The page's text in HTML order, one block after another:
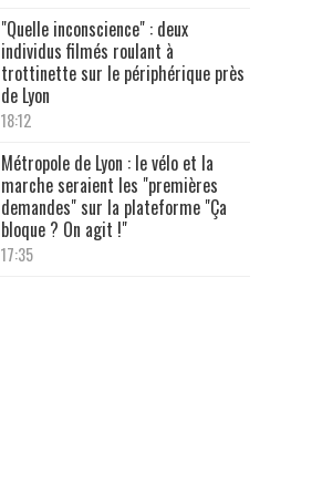
"Quelle inconscience" : deux
individus filmés roulant à
trottinette sur le périphérique près
de Lyon
18:12
Métropole de Lyon : le vélo et la
marche seraient les "premières
demandes" sur la plateforme "Ça
bloque ? On agit !"
17:35